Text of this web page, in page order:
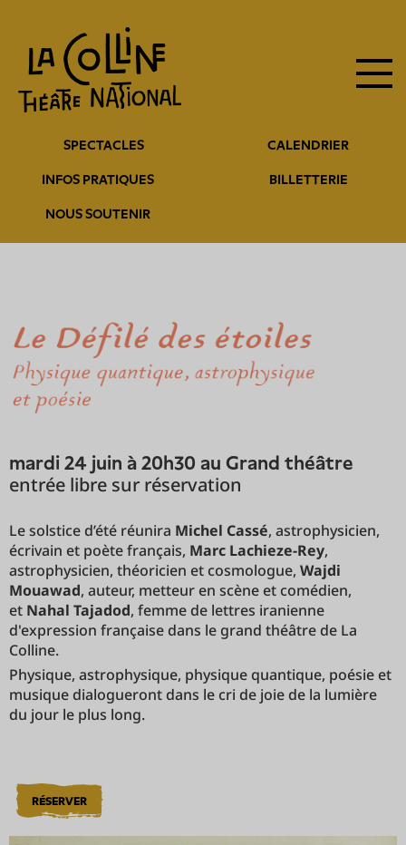
contenu
principal
entête
SPECTACLES CALENDRIER
INFOS PRATIQUES BILLETTERIE
NOUS SOUTENIR
principale
mardi 24 juin à 20h30 au Grand théâtre
entrée libre sur réservation
Le solstice d’été réunira Michel Cassé, astrophysicien,
écrivain et poète français, Marc Lachieze-Rey,
astrophysicien, théoricien et cosmologue, Wajdi
Mouawad, auteur, metteur en scène et comédien,
et Nahal Tajadod, femme de lettres iranienne
d'expression française dans le grand théâtre de La
Colline.
Physique, astrophysique, physique quantique, poésie et
musique dialogueront dans le cri de joie de la lumière
du jour le plus long.
RÉSERVER